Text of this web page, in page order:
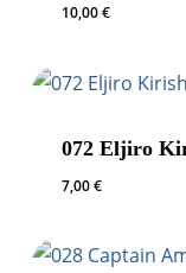
10,00€
072 Eljiro
7,00€